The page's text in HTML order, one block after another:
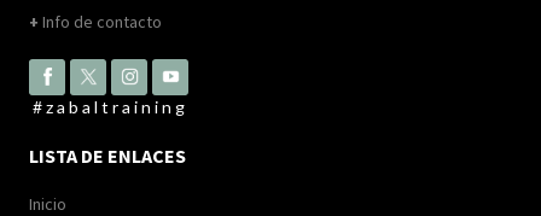
+ Info de contacto
#zabaltraining
LISTA DE ENLACES
Inicio